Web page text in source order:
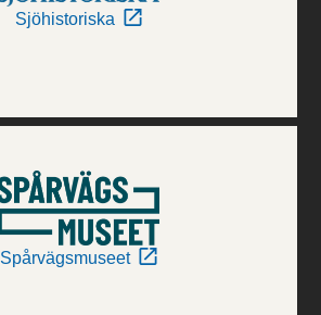
Sjöhistoriska
Spårvägsmuseet